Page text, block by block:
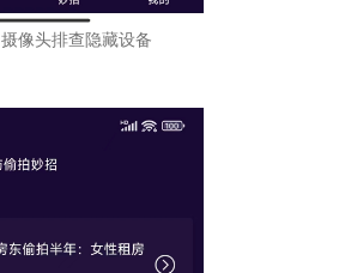
摄像头排查隐藏设备